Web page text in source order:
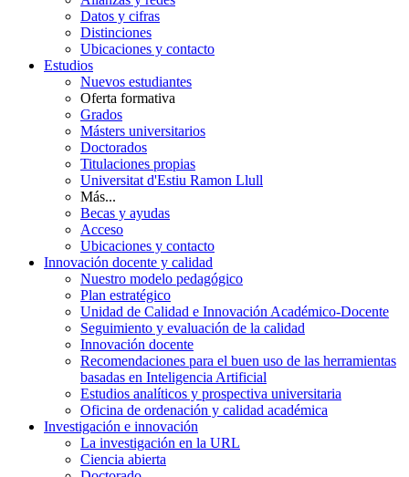
Datos y cifras
Distinciones
Ubicaciones y contacto
Estudios
Nuevos estudiantes
Oferta formativa
Grados
Másters universitarios
Doctorados
Titulaciones propias
Universitat d'Estiu Ramon Llull
Más...
Becas y ayudas
Acceso
Ubicaciones y contacto
Innovación docente y calidad
Nuestro modelo pedagógico
Plan estratégico
Unidad de Calidad e Innovación Académico-Docente
Seguimiento y evaluación de la calidad
Innovación docente
Recomendaciones para el buen uso de las herramientas
basadas en Inteligencia Artificial
Estudios analíticos y prospectiva universitaria
Oficina de ordenación y calidad académica
Investigación e innovación
La investigación en la URL
Ciencia abierta